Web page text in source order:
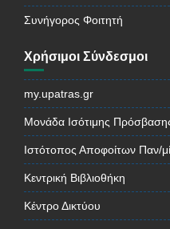
Συνήγορος Φοιτητή
Χρήσιμοι Σύνδεσμοι
my.upatras.gr
Μονάδα Ισότιμης
Ιστότοπος Αποφοίτων Παν/
Κεντρική Βιβλιοθήκη
Κέντρο Δικτύου